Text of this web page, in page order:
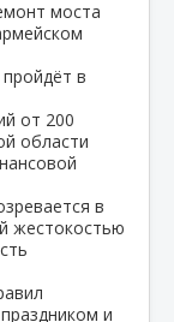
моста
в
от 200
области
в
жестокостью
и